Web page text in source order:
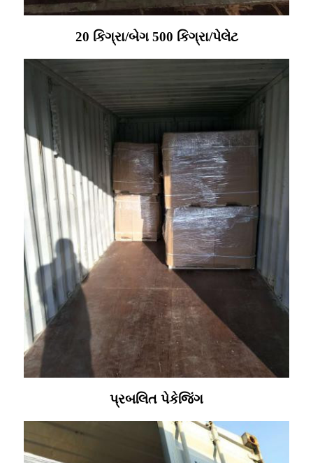
20 કિગ્રા/બેગ 500 કિગ્રા/પેલેટ
પ્રબલિત પેકેજિંગ